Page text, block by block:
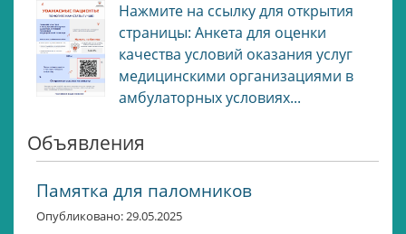
Нажмите на ссылку для открытия
страницы: Анкета для оценки
качества условий оказания услуг
медицинскими организациями в
амбулаторных условиях...
Объявления
Памятка для паломников
Опубликовано: 29.05.2025